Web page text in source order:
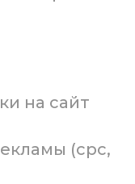
на сайт
(cpc,